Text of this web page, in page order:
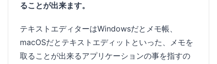
ることが出来ます。
テキストエディターはWindowsだとメモ帳、
macOSだとテキストエディットといった、メモを
取ることが出来るアプリケーションの事を指すの